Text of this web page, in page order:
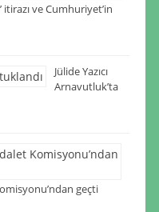
itirazı ve Cumhuriyet’in
Jülide Yazıcı
Arnavutluk’ta
geçti